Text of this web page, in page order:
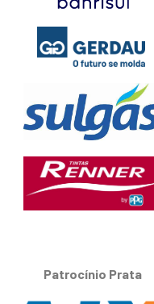
Patrocínio Prata